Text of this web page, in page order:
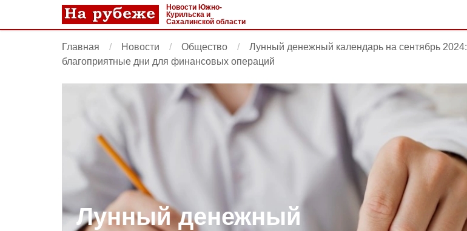
Новости Южно-
Курильска и
Сахалинской области
Главная Новости Общество
Лунный денежный календарь на сентябрь 2024:
благоприятные дни для финансовых операций
Лунный денежный